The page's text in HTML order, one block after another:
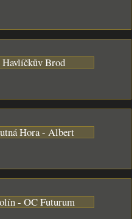
Havlíčkův Brod
Hora - Albert
- OC Futurum